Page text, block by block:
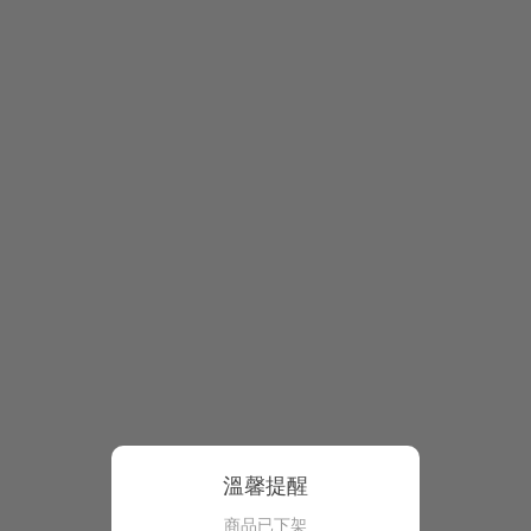
溫馨提醒
商品已下架